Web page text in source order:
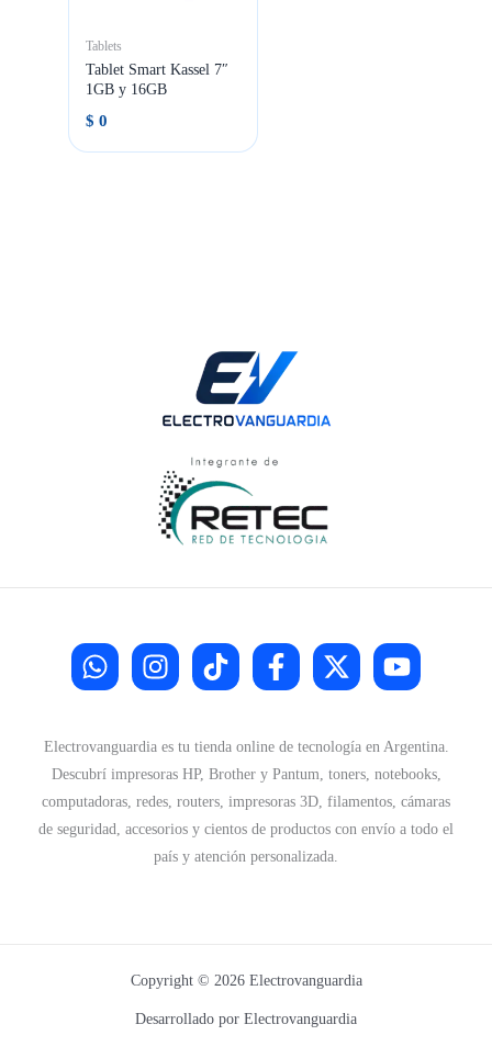
Tablets
Tablet Smart Kassel 7″
1GB y 16GB
$ 0
Electrovanguardia es tu tienda online de tecnología en Argentina.
Descubrí impresoras HP, Brother y Pantum, toners, notebooks,
computadoras, redes, routers, impresoras 3D, filamentos, cámaras
de seguridad, accesorios y cientos de productos con envío a todo el
país y atención personalizada.
Copyright © 2026 Electrovanguardia
Desarrollado por Electrovanguardia